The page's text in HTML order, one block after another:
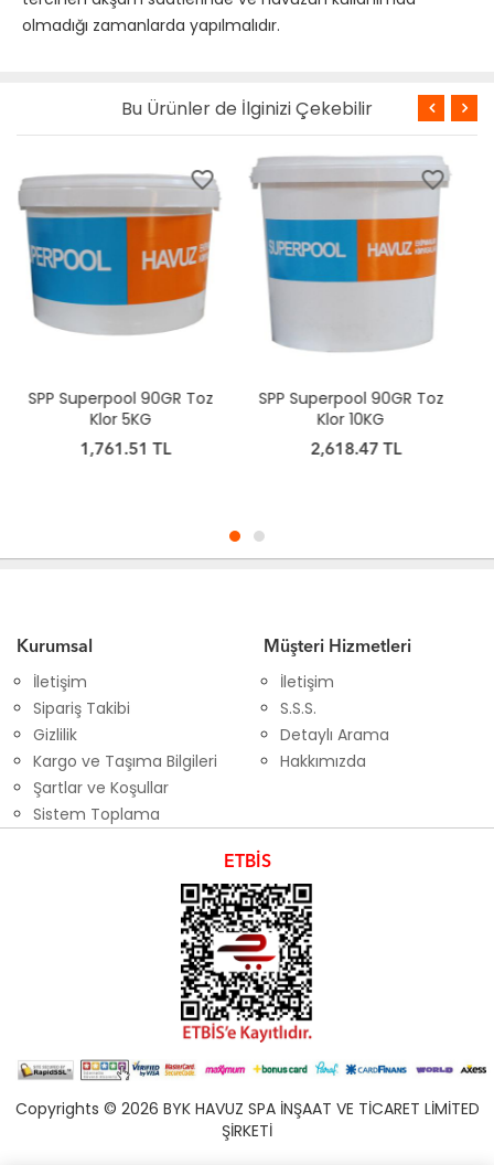
olmadığı zamanlarda yapılmalıdır.
Bu Ürünler de İlginizi Çekebilir
favorite_border
SPP Superpool 90GR Toz
Klor 10KG
2,618.47 TL
favorite_border
SPP Superpool 90GR Toz
Klor 25KG
6,046.28 TL
Kurumsal
İletişim
Sipariş Takibi
Gizlilik
Kargo ve Taşıma Bilgileri
Şartlar ve Koşullar
Sistem Toplama
Müşteri Hizmetleri
İletişim
S.S.S.
Detaylı Arama
Hakkımızda
ETBİS
Copyrights © 2026 BYK HAVUZ SPA İNŞAAT VE TİCARET LİMİTED
ŞİRKETİ